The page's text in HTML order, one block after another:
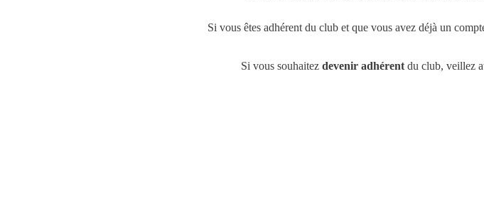
Si vous êtes adhérent du club et que vous avez déjà un
Si vous souhaitez devenir adhérent du club, veillez